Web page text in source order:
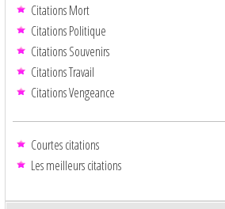
Citations Mort
Citations Politique
Citations Souvenirs
Citations Travail
Citations Vengeance
Courtes citations
Les meilleurs citations